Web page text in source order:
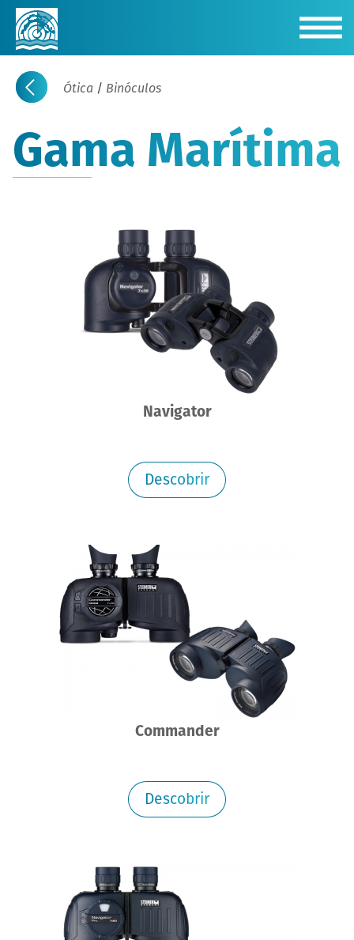
Ótica / Binóculos
Gama Marítima
Navigator
Descobrir
Commander
Descobrir